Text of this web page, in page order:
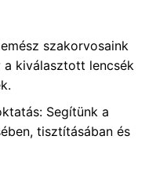
szakorvosaink
kiválasztott lencsék
Segítünk a
tisztításában és